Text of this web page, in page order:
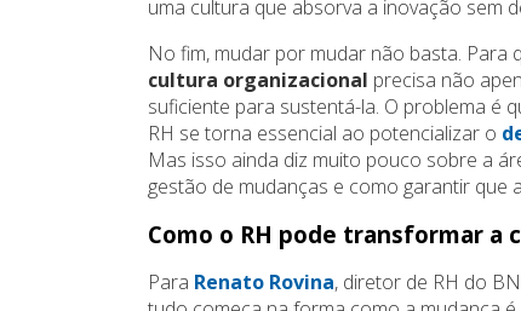
uma cultura que absorva a inovação sem
No fim, mudar por mudar não basta. Para
cultura organizacional precisa não
suficiente para sustentá-la. O problema é
RH se torna essencial ao potencializar o
Mas isso ainda diz muito pouco sobre a
gestão de mudanças e como garantir que
Como o RH pode transformar a
Para Renato Rovina, diretor de RH do